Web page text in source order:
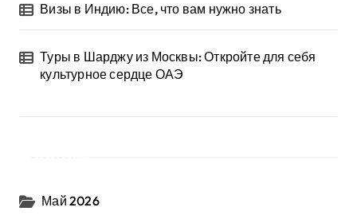
Визы в Индию: Все, что вам нужно знать
Туры в Шарджу из Москвы: Откройте для себя
культурное сердце ОАЭ
Май 2026